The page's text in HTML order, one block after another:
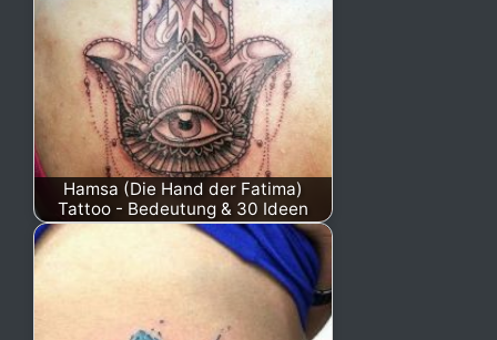
Hamsa (Die Hand der Fatima)
Tattoo - Bedeutung & 30 Ideen